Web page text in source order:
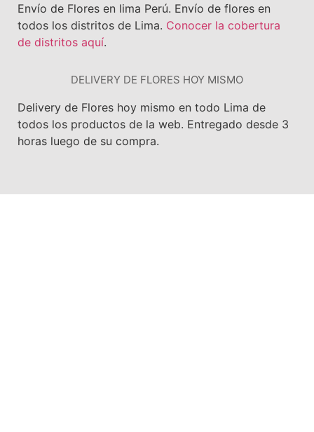
Envío de Flores en lima Perú. Envío de flores en
todos los distritos de Lima. Conocer la cobertura
de distritos aquí.
DELIVERY DE FLORES HOY MISMO
Delivery de Flores hoy mismo en todo Lima de
todos los productos de la web. Entregado desde 3
horas luego de su compra.